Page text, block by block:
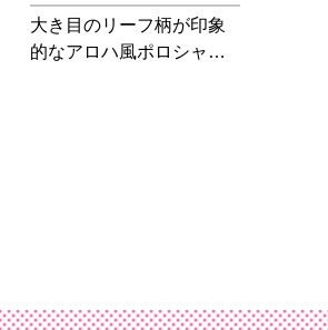
大き目のリーフ柄が印象
的なアロハ風ポロシャツ